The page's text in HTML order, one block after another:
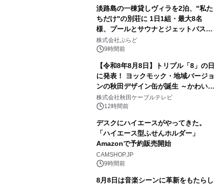
淡路島の一棟貸しヴィラを2泊、"私た
ちだけ"の別荘に 1日1組・最大8名
様、プールとサウナとジェットバス付
きで Villa Mon Temps AWAJIの連泊
素泊りプラン
株式会社ぷらど
9時間前
【令和8年8月8日】トリプル「8」の日
に発表！ ヨックモック・地域バージョ
ンの秋田デザイン缶が誕生 ～かわいい
秋田犬の子犬と秋田の四季と名所を巡
るパッケージ～ 9月1日(火)秋田県内で
株式会社秋田ケーブルテレビ
12時間前
デスクにハイエースがやってきた。
「ハイエース型ふせんホルダー」
Amazonで予約販売開始
CAMSHOP.JP
9時間前
8月8日は音楽シーンに革新をもたらし